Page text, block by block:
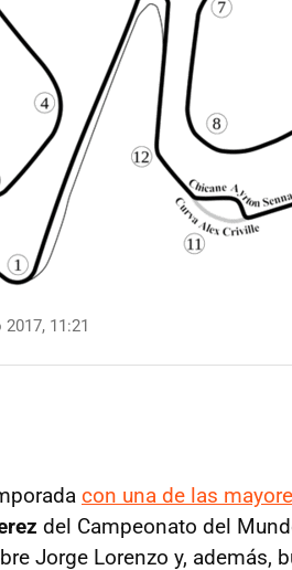
11:21
con una de las
del Campeonato del
Jorge Lorenzo y, además,